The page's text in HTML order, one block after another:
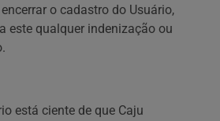
o cadastro do Usuário,
este qualquer indenização ou
está ciente de que Caju